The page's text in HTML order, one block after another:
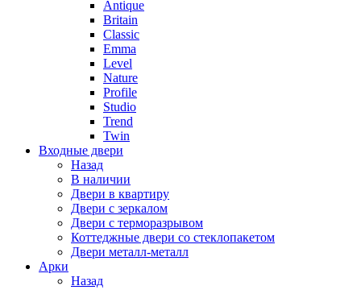
Antique
Britain
Classic
Emma
Level
Nature
Profile
Studio
Trend
Twin
Входные двери
Назад
В наличии
Двери в квартиру
Двери с зеркалом
Двери с терморазрывом
Коттеджные двери со стеклопакетом
Двери металл-металл
Арки
Назад